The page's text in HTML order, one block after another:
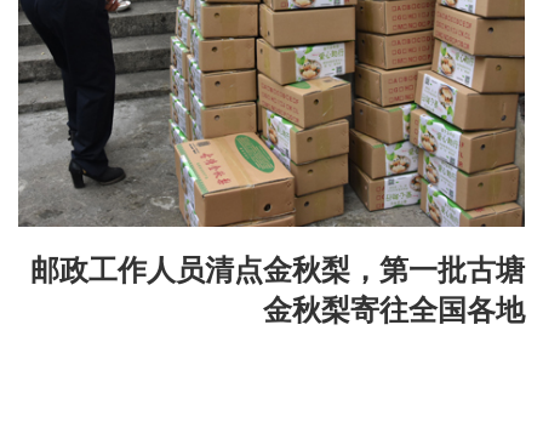
邮政工作人员清点金秋梨，第一批古塘
金秋梨寄往全国各地